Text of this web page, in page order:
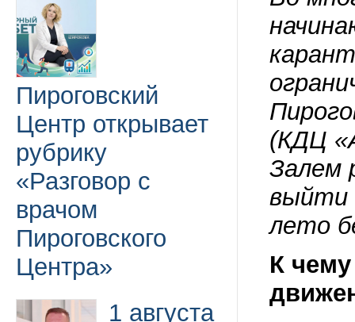
Пироговский
Центр открывает
рубрику
«Разговор с
врачом
Пироговского
Центра»
1 августа
(КДЦ
Залем
выйти
лето
К